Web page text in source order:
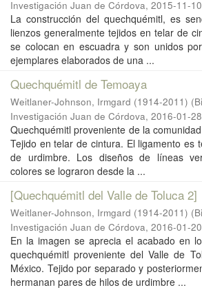
Investigación Juan de Córdova, 2015-11-10
La construcción del quechquémitl, es
lienzos generalmente tejidos en telar de
se colocan en escuadra y son unidos
ejemplares elaborados de una ...
Quechquémitl de Temoaya
Weitlaner-Johnson, Irmgard (1914-2011) (
Investigación Juan de Córdova, 2016-01-28
Quechquémitl proveniente de la
Tejido en telar de cintura. El ligamento es
de urdimbre. Los diseños de líneas
colores se lograron desde la ...
[Quechquémitl del Valle de Toluca 2]
Weitlaner-Johnson, Irmgard (1914-2011) (
Investigación Juan de Córdova, 2016-01-20
En la imagen se aprecia el acabado en
quechquémitl proveniente del Valle de
México. Tejido por separado y
hermanan pares de hilos de urdimbre ...